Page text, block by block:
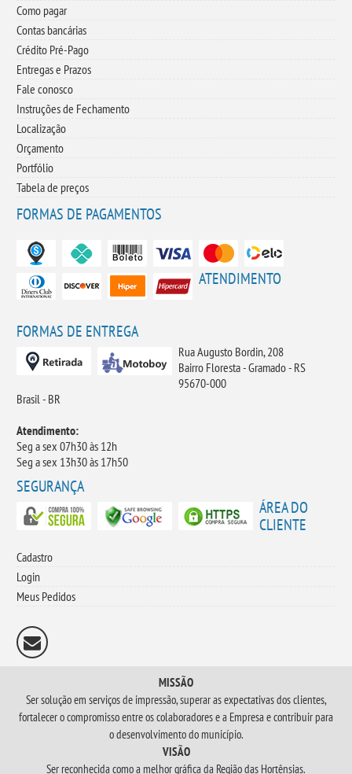
Como pagar
Contas bancárias
Crédito Pré-Pago
Entregas e Prazos
Fale conosco
Instruções de Fechamento
Localização
Orçamento
Portfólio
Tabela de preços
FORMAS DE PAGAMENTOS
FORMAS DE ENTREGA
ATENDIMENTO
Rua Augusto Bordin, 208
Bairro Floresta - Gramado - RS
95670-000
Brasil - BR
Atendimento:
Seg a sex 07h30 às 12h
Seg a sex 13h30 às 17h50
SEGURANÇA
ÁREA DO
CLIENTE
Cadastro
Login
Meus Pedidos
MISSÃO
Ser solução em serviços de impressão, superar as expectativas dos clientes,
fortalecer o compromisso entre os colaboradores e a Empresa e contribuir para
o desenvolvimento do município.
VISÃO
Ser reconhecida como a melhor gráfica da Região das Hortênsias.